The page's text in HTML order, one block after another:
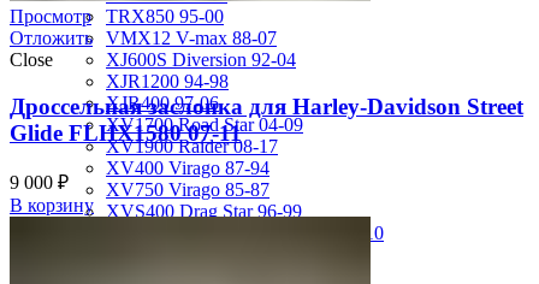
TRX850 95-00
VMX12 V-max 88-07
XJ600S Diversion 92-04
XJR1200 94-98
XJR400 97-06
XV1700 Road Star 04-09
XV1900 Raider 08-17
XV400 Virago 87-94
XV750 Virago 85-87
XVS400 Drag Star 96-99
XVZ1300 Royal Star Venture 01-10
Просмотр
Отложить
Close
Дроссельная заслонка для Harley-Davidson Street
Glide FLHX1580 07-11
9 000 ₽
В корзину